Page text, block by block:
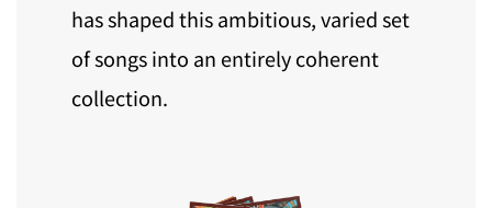
hasshaped this ambitious, varied set
of songs into an entirely coherent
collection.